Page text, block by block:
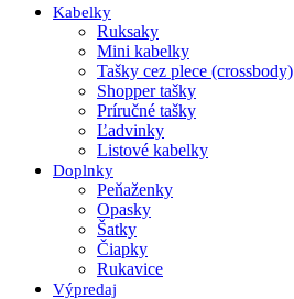
Kabelky
Ruksaky
Mini kabelky
Tašky cez plece (crossbody)
Shopper tašky
Príručné tašky
Ľadvinky
Listové kabelky
Doplnky
Peňaženky
Opasky
Šatky
Čiapky
Rukavice
Výpredaj